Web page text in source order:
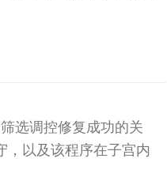
选调控修复成功的关
，以及该程序在子宫内